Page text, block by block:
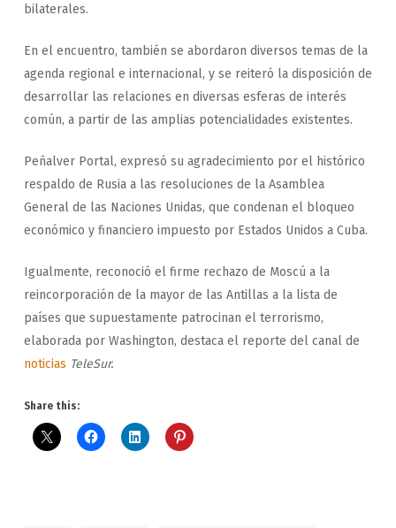
bilaterales.
En el encuentro, también se abordaron diversos temas de la
agenda regional e internacional, y se reiteró la disposición de
desarrollar las relaciones en diversas esferas de interés
común, a partir de las amplias potencialidades existentes.
Peñalver Portal, expresó su agradecimiento por el histórico
respaldo de Rusia a las resoluciones de la Asamblea
General de las Naciones Unidas, que condenan el bloqueo
económico y financiero impuesto por Estados Unidos a Cuba.
Igualmente, reconoció el firme rechazo de Moscú a la
reincorporación de la mayor de las Antillas a la lista de
países que supuestamente patrocinan el terrorismo,
elaborada por Washington, destaca el reporte del canal de
noticias TeleSur.
Share this: